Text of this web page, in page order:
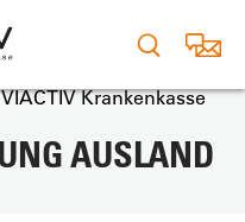
AUSLAND